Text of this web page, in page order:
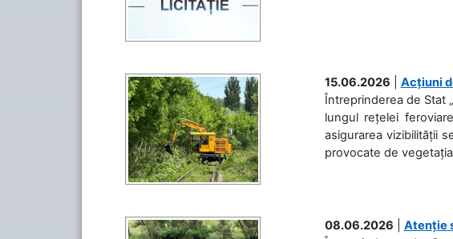
15.06.2026
Acțiuni
Întreprinderea de Stat
lungul rețelei
asigurarea vizibilității
provocate de
08.06.2026
Atenție